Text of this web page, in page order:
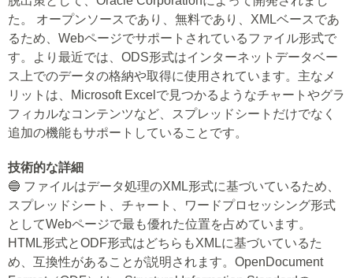
た。 オープンソースであり、無料であり、XMLベースであ
るため、Webページでサポートされているファイル形式で
す。より最近では、ODS形式はインターネットデータベー
ス上でのデータの格納や取得に使用されています。主なメ
リットは、Microsoft Excelで見つかるようなチャートやグラ
フィカルなコンテンツなど、スプレッドシートだけでなく
追加の機能もサポートしていることです。
技術的な詳細
🔵 ファイルはデータ処理のXML形式に基づいているため、
スプレッドシート、チャート、ワードプロセッシング形式
としてWebページで最も優れた位置を占めています。
HTML形式とODF形式はどちらもXMLに基づいているた
め、互換性があることが説明されます。OpenDocument